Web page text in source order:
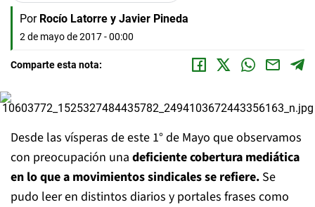
Por Rocío Latorre y Javier Pineda
2 de mayo de 2017 - 00:00
Comparte esta nota:
Desde las vísperas de este 1° de Mayo que observamos
con preocupación una deficiente cobertura mediática
en lo que a movimientos sindicales se refiere. Se
pudo leer en distintos diarios y portales frases como